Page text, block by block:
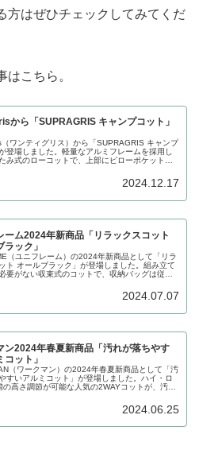
方はぜひチェックしてみてくだ
こちら。
から「SUPRAGRIS キャンプコット」
ワンティグリス）から「SUPRAGRIS キャンプ
登場しました。軽量なアルミフレームを採用し
み式のローコットで、上部にピローポケットが
、安定した睡眠を実現します。詳細をレビューし
2024.12.17
ーム2024年新商品「リラックスコット
ラック」
（ユニフレーム）の2024年新商品として「リラ
ト オールブラック」が登場しました。組み立て
要がない収束式のコットで、収納バッグは従来
2024.07.07
ン2024年春夏新商品「汚れが落ちやす
コット」
（ワークマン）の2024年春夏新商品として「汚
すいアルミコット」が登場しました。ハイ・ロ
の高さ調節が可能な人気の2WAYコットが、汚れ
発売となります。詳細をレビューします。
2024.06.25